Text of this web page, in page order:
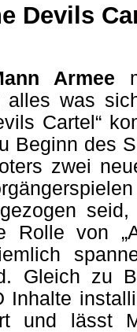
Devils
Armee
alles was
Cartel“
Beginn des
zwei
Rolle von
Gleich zu
Inhalte
und lässt